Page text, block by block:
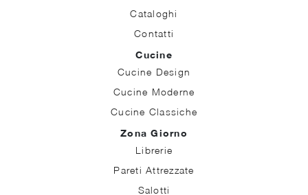
Cataloghi
Contatti
Cucine
Cucine Design
Cucine Moderne
Cucine Classiche
Zona Giorno
Librerie
Pareti Attrezzate
Salotti